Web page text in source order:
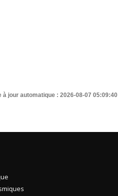
à jour automatique : 2026-08-07 05:09:40